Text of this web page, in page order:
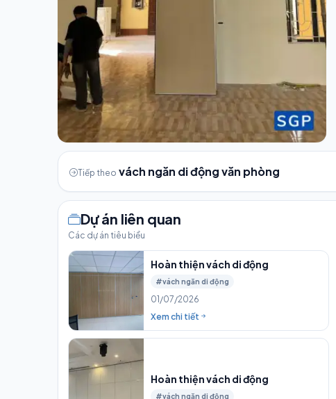
Tiếp theo vách ngăn di động văn phòng
Dự án liên quan
Các dự án tiêu biểu
Hoàn thiện vách di động
#vách ngăn di động
01/07/2026
Xem chi tiết
Hoàn thiện vách di động
#vách ngăn di động